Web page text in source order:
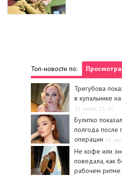
Топ-новости по:
Трегубова
в купальнике
31 июля, 21:36
Булитко
полгода после
операции 31
Не кофе или
поведала, как
рабочем ритме